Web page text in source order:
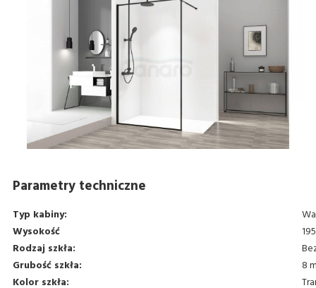
Parametry techniczne
Typ kabiny:
Wysokość
195
Rodzaj szkła:
Grubość szkła:
8
Kolor szkła: